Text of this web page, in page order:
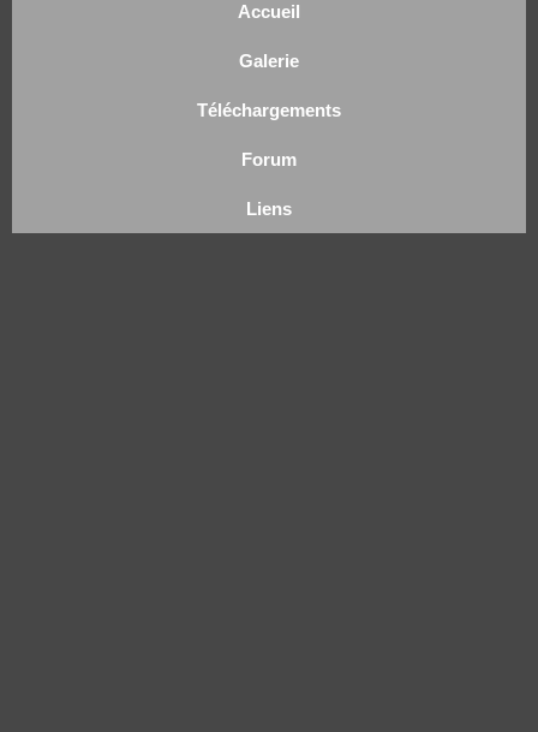
Accueil
Galerie
Téléchargements
Forum
Liens